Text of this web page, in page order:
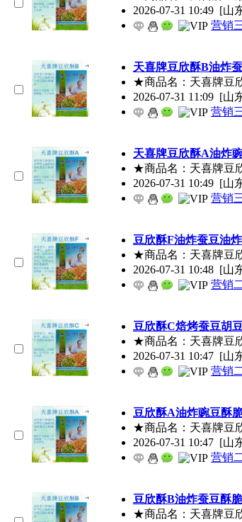
2026-07-31 10:49 [山
营销
天喜牌豆欣酥B油炸
★商品名：天喜牌豆
2026-07-31 11:09 [山
营销
天喜牌豆欣酥A油炸
★商品名：天喜牌豆
2026-07-31 10:49 [山
营销
豆欣酥F油炸蚕豆油
★商品名：天喜牌豆
2026-07-31 10:48 [山
营销
豆欣酥C焙烤蚕豆胡
★商品名：天喜牌豆
2026-07-31 10:47 [山
营销
豆欣酥A油炸豌豆酥
★商品名：天喜牌豆
2026-07-31 10:47 [山
营销
豆欣酥B油炸蚕豆酥
★商品名：天喜牌豆